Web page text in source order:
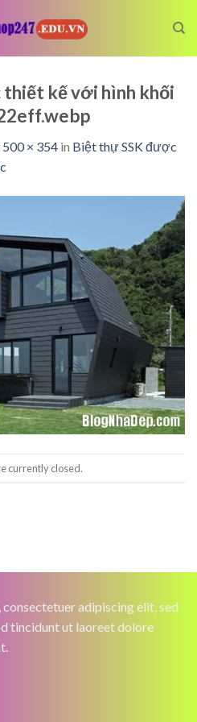
kế với hình khối
500 × 354 in Biệt thự SSK được
currently closed.
adipiscing elit, sed
tincidunt ut laoreet dolore